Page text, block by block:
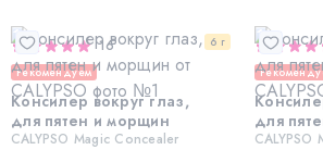
6 г
16
Рекомендуем
Консилер вокруг глаз,
для пятен и морщин
CALYPSO Magic Concealer
для
CALYPSO